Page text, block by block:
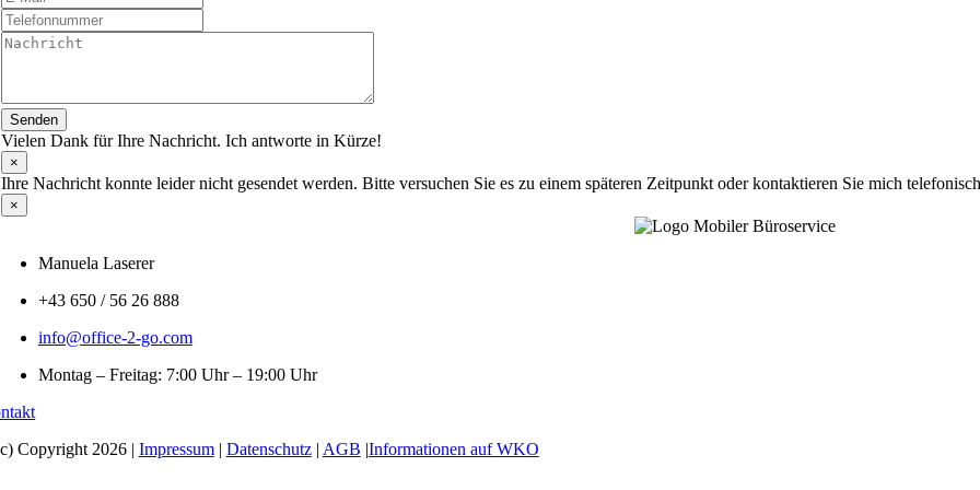
Senden
Vielen Dank für Ihre Nachricht. Ich antworte in Kürze!
×
Ihre Nachricht konnte leider nicht gesendet werden. Bitte versuchen Sie es zu einem späteren Zeitpunkt oder kontaktieren Sie mich
×
Manuela Laserer
+43 650 / 56 26 888
info@office-2-go.com
Montag – Freitag: 7:00 Uhr – 19:00 Uhr
Copyright 2026 | Impressum| Datenschutz| AGB |Informationen auf WKO